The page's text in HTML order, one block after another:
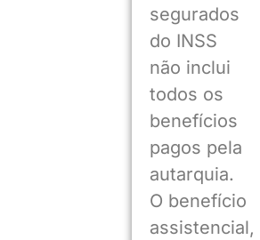
segurados
do INSS
não inclui
todos os
benefícios
pagos pela
autarquia.
O benefício
assistencial,